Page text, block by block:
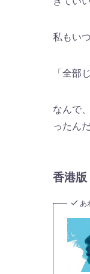
私もい
「全部
なんで
ったん
香港版
あ